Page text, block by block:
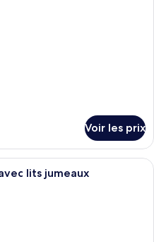
Voir les prix
Une chambre à coucher moderne
lits jumeaux